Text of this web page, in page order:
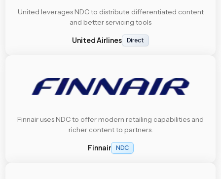
United leverages NDC to distribute differentiated content
and better servicing tools
United Airlines Direct
Finnair uses NDC to offer modern retailing capabilities and
richer content to partners.
Finnair NDC